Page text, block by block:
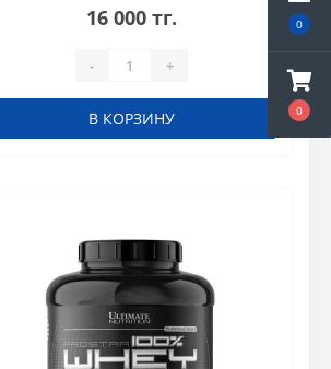
0
0
чистотой состава, низким содержанием
16 000 тг.
- +
В КОРЗИНУ